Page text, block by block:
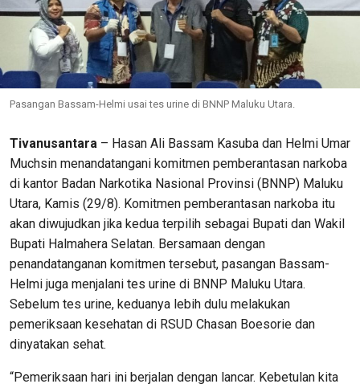
Pasangan Bassam-Helmi usai tes urine di BNNP Maluku Utara.
Tivanusantara – Hasan Ali Bassam Kasuba dan Helmi Umar
Muchsin menandatangani komitmen pemberantasan narkoba
di kantor Badan Narkotika Nasional Provinsi (BNNP) Maluku
Utara, Kamis (29/8). Komitmen pemberantasan narkoba itu
akan diwujudkan jika kedua terpilih sebagai Bupati dan Wakil
Bupati Halmahera Selatan. Bersamaan dengan
penandatanganan komitmen tersebut, pasangan Bassam-
Helmi juga menjalani tes urine di BNNP Maluku Utara.
Sebelum tes urine, keduanya lebih dulu melakukan
pemeriksaan kesehatan di RSUD Chasan Boesorie dan
dinyatakan sehat.
“Pemeriksaan hari ini berjalan dengan lancar. Kebetulan kita